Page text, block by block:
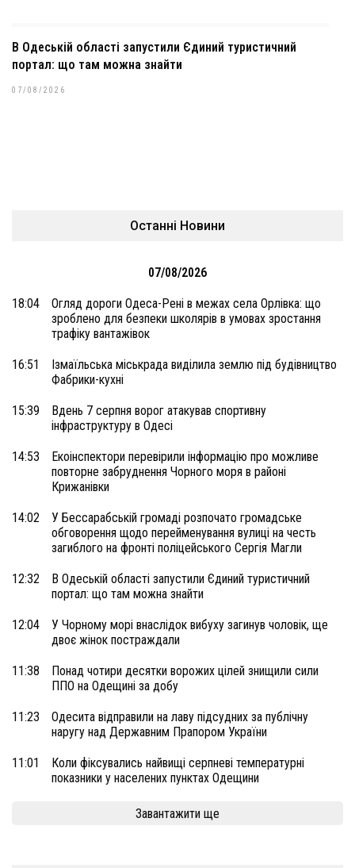
В Одеській області запустили Єдиний туристичний
портал: що там можна знайти
07/08/2026
Останні Новини
07/08/2026
18:04
Огляд дороги Одеса-Рені в межах села Орлівка: що
зроблено для безпеки школярів в умовах зростання
трафіку вантажівок
16:51
Ізмаїльська міськрада виділила землю під будівництво
Фабрики-кухні
15:39
Вдень 7 серпня ворог атакував спортивну
інфраструктуру в Одесі
14:53
Екоінспектори перевірили інформацію про можливе
повторне забруднення Чорного моря в районі
Крижанівки
14:02
У Бессарабській громаді розпочато громадське
обговорення щодо перейменування вулиці на честь
загиблого на фронті поліцейського Сергія Магли
12:32
В Одеській області запустили Єдиний туристичний
портал: що там можна знайти
12:04
У Чорному морі внаслідок вибуху загинув чоловік, ще
двоє жінок постраждали
11:38
Понад чотири десятки ворожих цілей знищили сили
ППО на Одещині за добу
11:23
Одесита відправили на лаву підсудних за публічну
наругу над Державним Прапором України
11:01
Коли фіксувались найвищі серпневі температурні
показники у населених пунктах Одещини
Завантажити ще